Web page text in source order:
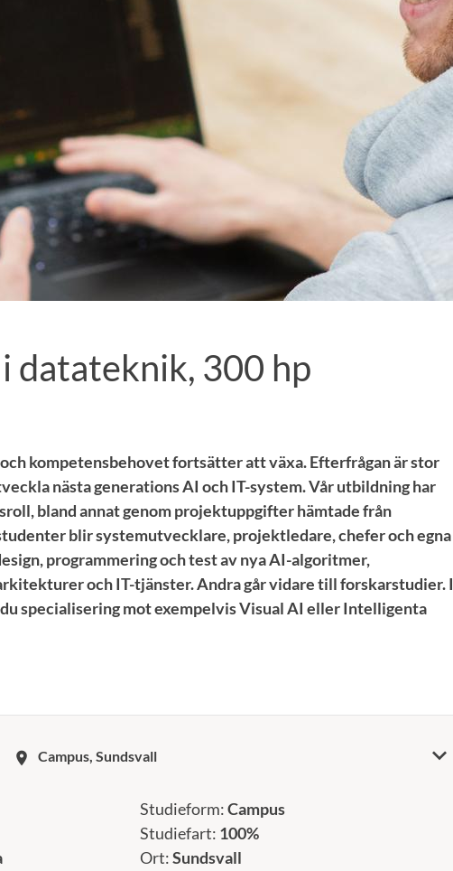
datateknik, 300 hp
kompetensbehovet fortsätter att växa. Efterfrågan är stor
nästa generations AI och IT-system. Vår utbildning har
bland annat genom projektuppgifter hämtade från
blir systemutvecklare, projektledare, chefer och egna
programmering och test av nya AI-algoritmer,
och IT-tjänster. Andra går vidare till forskarstudier. I
specialisering mot exempelvis Visual AI eller Intelligenta
room Campus, Sundsvall
Studieform:Campus
Studiefart: 100%
Ort:Sundsvall